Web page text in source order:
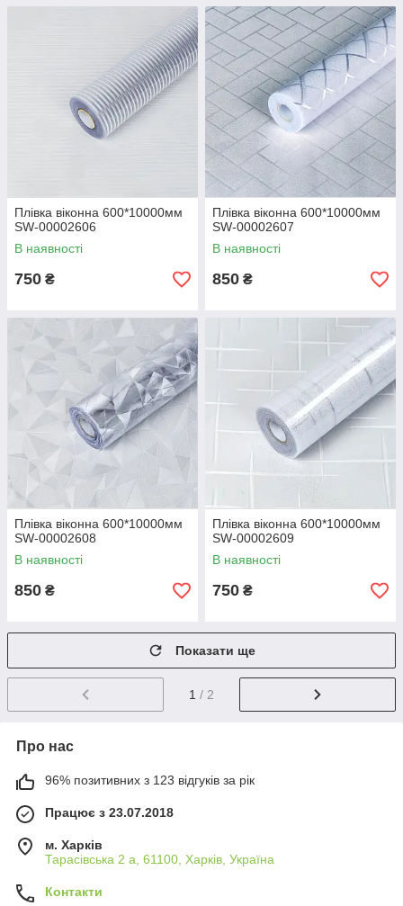
Плівка віконна 600*10000мм
SW-00002606
В наявності
750 ₴
Плівка віконна 600*10000мм
SW-00002607
В наявності
850 ₴
Плівка віконна 600*10000мм
SW-00002608
В наявності
850 ₴
Плівка віконна 600*10000мм
SW-00002609
В наявності
750 ₴
Показати ще
1 / 2
Про нас
96% позитивних з 123 відгуків за рік
Працює з 23.07.2018
м. Харків
Тарасівська 2 а, 61100, Харків, Україна
Контакти